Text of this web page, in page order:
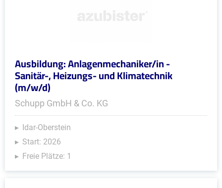
Ausbildung: Anlagenmechaniker/in -
Sanitär-, Heizungs- und Klimatechnik
(m/w/d)
Schupp GmbH & Co. KG
Idar-Oberstein
Start: 2026
Freie Plätze: 1